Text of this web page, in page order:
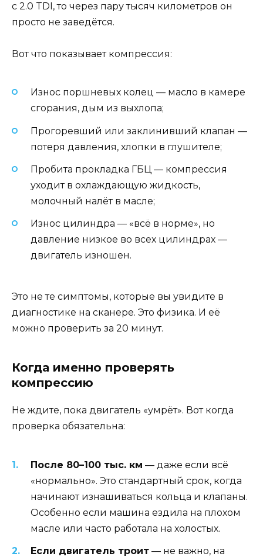
с 2.0 TDI, то через пару тысяч километров он
просто не заведётся.
Вот что показывает компрессия:
Износ поршневых колец — масло в камере
сгорания, дым из выхлопа;
Прогоревший или заклинивший клапан —
потеря давления, хлопки в глушителе;
Пробита прокладка ГБЦ — компрессия
уходит в охлаждающую жидкость,
молочный налёт в масле;
Износ цилиндра — «всё в норме», но
давление низкое во всех цилиндрах —
двигатель изношен.
Это не те симптомы, которые вы увидите в
диагностике на сканере. Это физика. И её
можно проверить за 20 минут.
Когда именно проверять
компрессию
Не ждите, пока двигатель «умрёт». Вот когда
проверка обязательна:
После 80–100 тыс. км — даже если всё
«нормально». Это стандартный срок, когда
начинают изнашиваться кольца и клапаны.
Особенно если машина ездила на плохом
масле или часто работала на холостых.
Если двигатель троит — не важно, на